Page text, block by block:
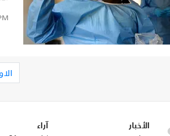
الأخبار آراء